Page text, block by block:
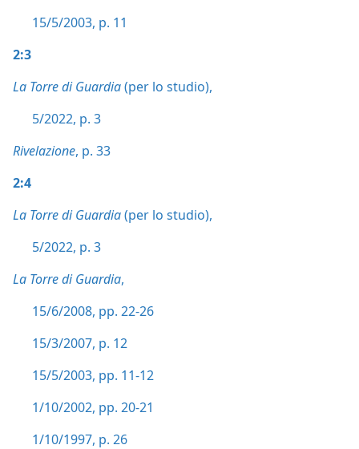
15/5/2003, p. 11
2:3
La Torre di Guardia(per lo studio),
5/2022, p. 3
Rivelazione, p. 33
2:4
La Torre di Guardia(per lo studio),
5/2022, p. 3
La Torre di Guardia,
15/6/2008, pp. 22-26
15/3/2007, p. 12
15/5/2003, pp. 11-12
1/10/2002, pp. 20-21
1/10/1997, p. 26